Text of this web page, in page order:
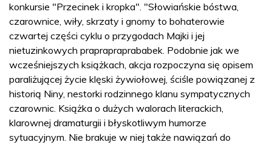
konkursie "Przecinek i kropka". "Słowiańskie bóstwa,
czarownice, wiły, skrzaty i gnomy to bohaterowie
czwartej części cyklu o przygodach Majki i jej
nietuzinkowych praprapraprababek. Podobnie jak we
wcześniejszych książkach, akcja rozpoczyna się opisem
paraliżującej życie klęski żywiołowej, ściśle powiązanej z
historią Niny, nestorki rodzinnego klanu sympatycznych
czarownic. Książka o dużych walorach literackich,
klarownej dramaturgii i błyskotliwym humorze
sytuacyjnym. Nie brakuje w niej także nawiązań do